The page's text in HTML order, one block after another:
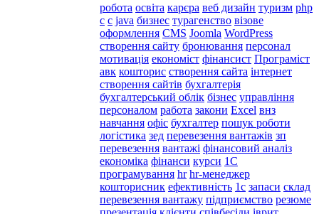
робота освіта карєра веб дизайн туризм php
c с java бизнес турагенство візове
оформлення CMS Joomla WordPress
створення сайту бронювання персонал
мотивація економіст фінансист Програміст
авк кошторис створення сайта інтернет
створення сайтів бухгалтерія
бухгалтерський облік бізнес управління
персоналом работа закони Excel внз
навчання офіс бухгалтер пошук роботи
логістика зед перевезення вантажів зп
перевезення вантажі фінансовий аналіз
економіка фінанси курси 1С
програмування hr hr-менеджер
кошторисник ефективність 1с запаси склад
перевезення вантажу підприємство резюме